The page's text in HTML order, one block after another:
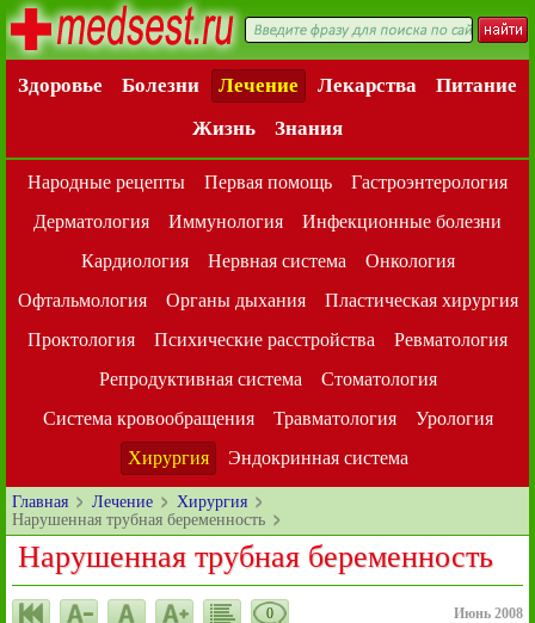
Здоровье Болезни Лечение Лекарства
Питание
Жизнь
Знания
Народные рецепты Первая помощь
Гастроэнтерология
Дерматология
Иммунология
Инфекционные болезни
Кардиология
Нервная система
Онкология
Офтальмология
Органы дыхания
Пластическая хирургия
Проктология
Психические расстройства
Ревматология
Репродуктивная система
Стоматология
Система кровообращения
Травматология
Урология
Хирургия
Эндокринная система
Главная Лечение
Хирургия
Нарушенная трубная беременность
Нарушенная трубная беременность
0 Июнь 2008